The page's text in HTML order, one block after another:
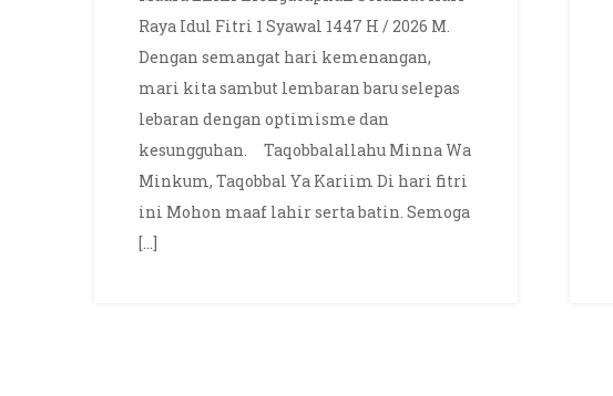
Idul
Fitri
1
Syawal
1447
H
Raya Idul Fitri 1 Syawal 1447 H / 2026 M.
Dengan semangat hari kemenangan,
mari kita sambut lembaran baru selepas
lebaran dengan optimisme dan
kesungguhan. Taqobbalallahu Minna Wa
Minkum, Taqobbal Ya Kariim Di hari fitri
ini Mohon maaf lahir serta batin. Semoga
[…]